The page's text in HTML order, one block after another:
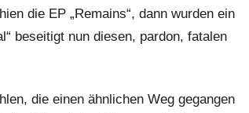
die EP „Remains“, dann wurden ein
beseitigt nun diesen, pardon, fatalen
die einen ähnlichen Weg gegangen